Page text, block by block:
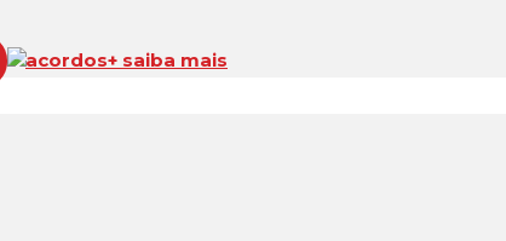
acordos+ saiba mais